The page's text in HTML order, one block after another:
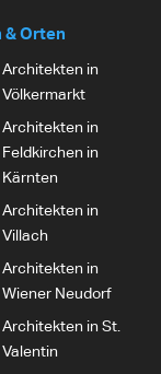
Orten
Architekten in
Völkermarkt
Architekten in
Feldkirchen in
Kärnten
Architekten in
Villach
Architekten in
Wiener Neudorf
Architekten in St.
Valentin